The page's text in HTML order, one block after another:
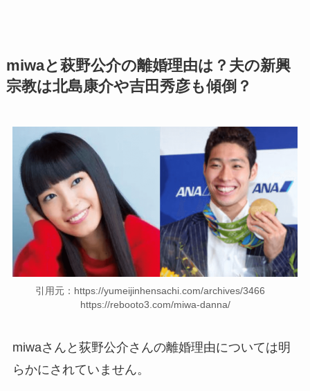
miwaと萩野公介の離婚理由は？夫の新興
宗教は北島康介や吉田秀彦も傾倒？
引用元：https://yumeijinhensachi.com/archives/3466
https://rebooto3.com/miwa-danna/
miwaさんと荻野公介さんの離婚理由については明
らかにされていません。